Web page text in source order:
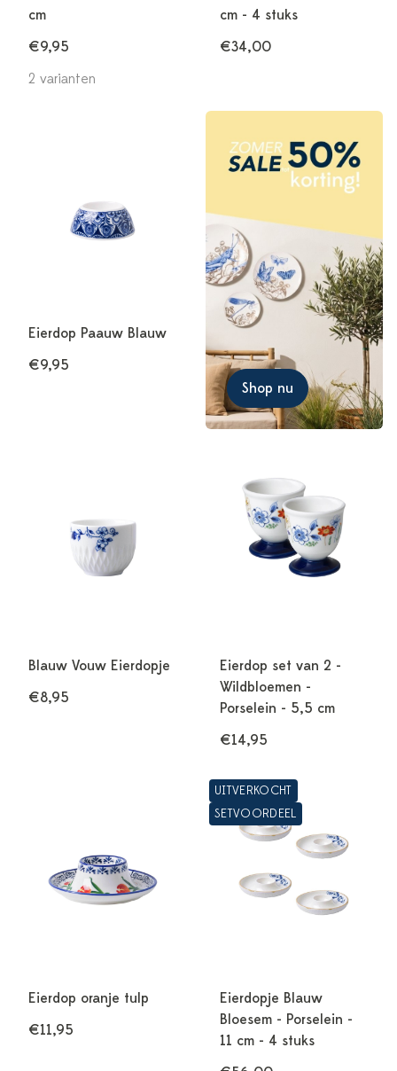
cm
€9,95
2 varianten
cm - 4 stuks
€34,00
Eierdop Paauw Blauw
€9,95
Shop nu
Blauw Vouw Eierdopje
€8,95
Eierdop set van 2 -
Wildbloemen -
Porselein - 5,5 cm
€14,95
Eierdop oranje tulp
€11,95
UITVERKOCHT
SETVOORDEEL
Eierdopje Blauw
Bloesem - Porselein -
11 cm - 4 stuks